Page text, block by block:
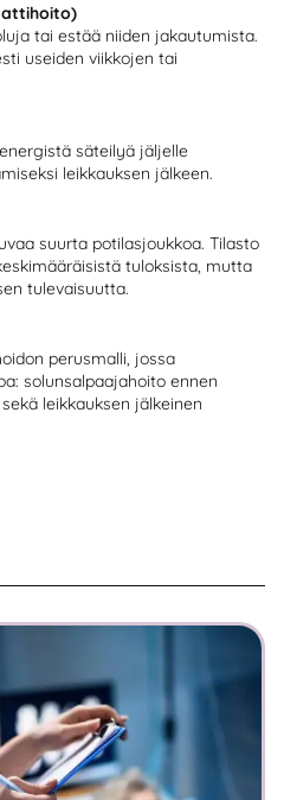
tai estää niiden jakautumista.
useiden viikkojen tai
säteilyä jäljelle
leikkauksen jälkeen.
suurta potilasjoukkoa. Tilasto
tuloksista, mutta
tulevaisuutta.
perusmalli, jossa
solunsalpaajahoito ennen
leikkauksen jälkeinen